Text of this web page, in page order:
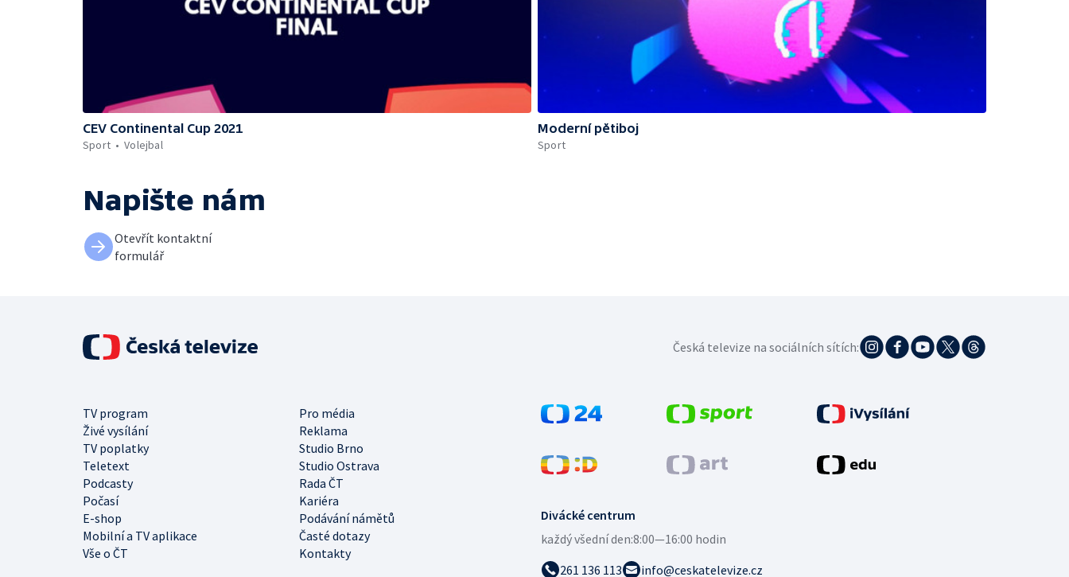
CEV Continental Cup 2021
Sport
Volejbal
Moderní pětiboj
Sport
Napište nám
Otevřít kontaktní
formulář
Divácké centrum
každý všední den:8:00—16:00 hodin
261 136 113
info@ceskatelevize.cz
TV program
Pro média
Živé vysílání
Reklama
TV poplatky
Studio Brno
Teletext
Studio Ostrava
Podcasty
Rada ČT
Počasí
Kariéra
E-shop
Podávání námětů
Mobilní a TV aplikace
Časté dotazy
Vše o ČT
Kontakty
Česká televize na sociálních sítích: